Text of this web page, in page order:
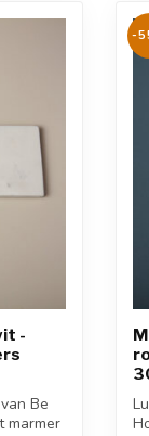
-
Be
marmer
-